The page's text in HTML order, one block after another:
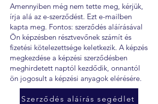
Amennyiben még nem tette meg, kérjük,
írja alá az e-szerződést. Ezt e-mailben
kapta meg. Fontos: szerződés aláírásával
Ön képzésben résztvevőnek számít és
fizetési kötelezettsége keletkezik. A képzés
megkezdése a képzési szerződésben
meghirdetett naptól kezdődik, onnantól
ön jogosult a képzési anyagok elérésére.
Szerződés aláírás segédlet